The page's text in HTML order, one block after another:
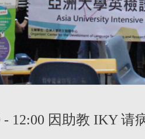
12:00 因助教 IKY 请